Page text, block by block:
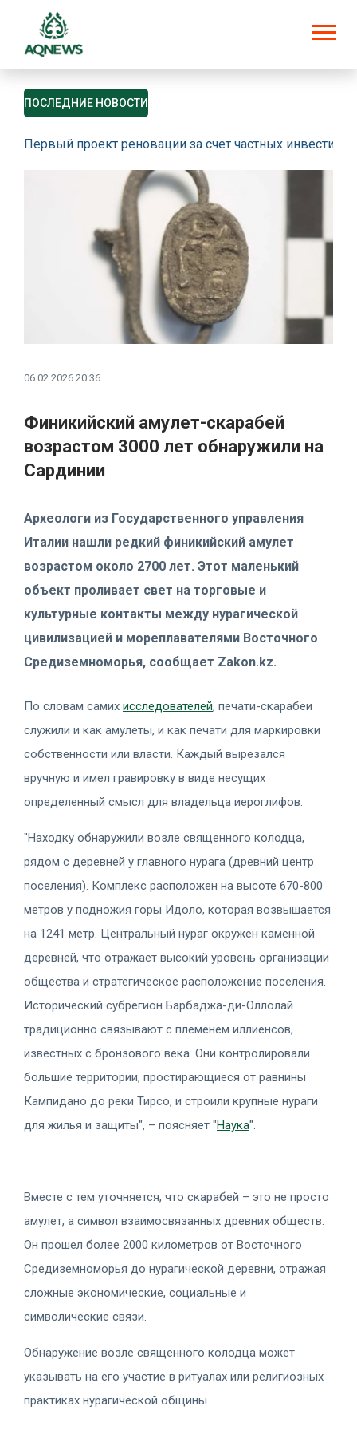
ПОСЛЕДНИЕ НОВОСТИ
Первый проект реновации за счет частных
06.02.2026 20:36
Финикийский амулет-скарабей
возрастом 3000 лет обнаружили на
Сардинии
Археологи из Государственного управления
Италии нашли редкий финикийский амулет
возрастом около 2700 лет. Этот маленький
объект проливает свет на торговые и
культурные контакты между нурагической
цивилизацией и мореплавателями Восточного
Средиземноморья, сообщает Zakon.kz.
По словам самих исследователей, печати-скарабеи
служили и как амулеты, и как печати для маркировки
собственности или власти. Каждый вырезался
вручную и имел гравировку в виде несущих
определенный смысл для владельца иероглифов.
"Находку обнаружили возле священного колодца,
рядом с деревней у главного нурага (древний центр
поселения). Комплекс расположен на высоте 670-800
метров у подножия горы Идоло, которая возвышается
на 1241 метр. Центральный нураг окружен каменной
деревней, что отражает высокий уровень организации
общества и стратегическое расположение поселения.
Исторический субрегион Барбаджа-ди-Оллолай
традиционно связывают с племенем иллиенсов,
известных с бронзового века. Они контролировали
большие территории, простирающиеся от равнины
Кампидано до реки Тирсо, и строили крупные нураги
для жилья и защиты", – поясняет "Наука".
Вместе с тем уточняется, что скарабей – это не просто
амулет, а символ взаимосвязанных древних обществ.
Он прошел более 2000 километров от Восточного
Средиземноморья до нурагической деревни, отражая
сложные экономические, социальные и
символические связи.
Обнаружение возле священного колодца может
указывать на его участие в ритуалах или религиозных
практиках нурагической общины.